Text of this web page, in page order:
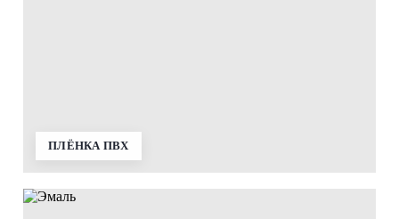
ПЛЁНКА ПВХ